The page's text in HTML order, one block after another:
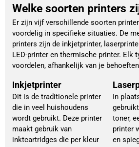
Welke soorten printers
Er zijn vijf verschillende soorten
voordelig in specifieke situaties. De
printers zijn de inkjetprinter,
LED-printer en thermische printer. Elk
voordelen, afhankelijk van je
Inkjetprinter
Dit is de traditionele printer
die in veel huishoudens
wordt gebruikt. Deze printer
maakt gebruik van
inktcartridges die per kleur
In
toner,
printer
en